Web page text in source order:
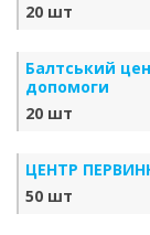
20 шт
Балтський
допомоги
20 шт
ЦЕНТР
50 шт